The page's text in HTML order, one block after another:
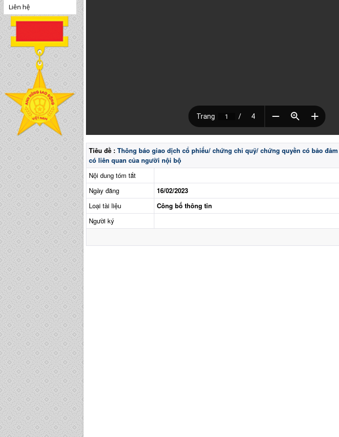
Tiêu đề : Thông báo giao dịch cổ phiếu/ chứng chỉ quỹ/ chứng quyền có bảo
có liên quan của người nội bộ
Nội dung tóm tắt
Ngày đăng
16/02/2023
Loại tài liệu
Công bố thông tin
Người ký
Liên hệ